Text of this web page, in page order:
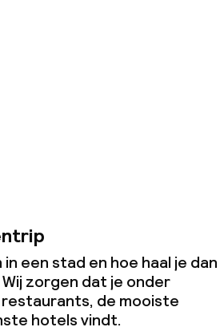
een stad en hoe haal je dan
zorgen dat je onder
de mooiste
hotels vindt.